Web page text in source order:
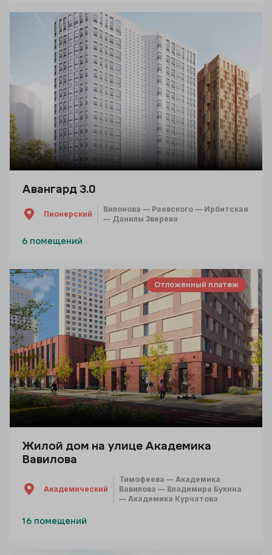
Авангард 3.0
Пионерский
Вилонова — Раевского — Ирбитская
— Данилы Зверева
6 помещений
Отложенный платеж
Жилой дом на улице Академика
Вавилова
Академический
Тимофеева — Академика
Вавилова — Владимира Букина
— Академика Курчатова
16 помещений